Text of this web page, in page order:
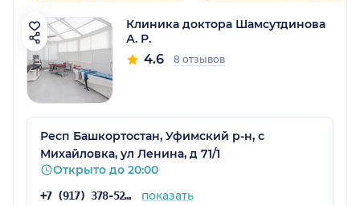
Клиника доктора Шамсутдинова
А. Р.
4.6 8 отзывов
Респ Башкортостан, Уфимский р-н, с
Михайловка, ул Ленина, д 71/1
Открыто до 20:00
+7 (917) 378-52-78 показать